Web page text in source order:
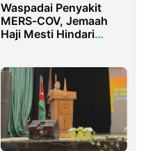
Waspadai Penyakit
MERS-COV, Jemaah
Haji Mesti Hindari